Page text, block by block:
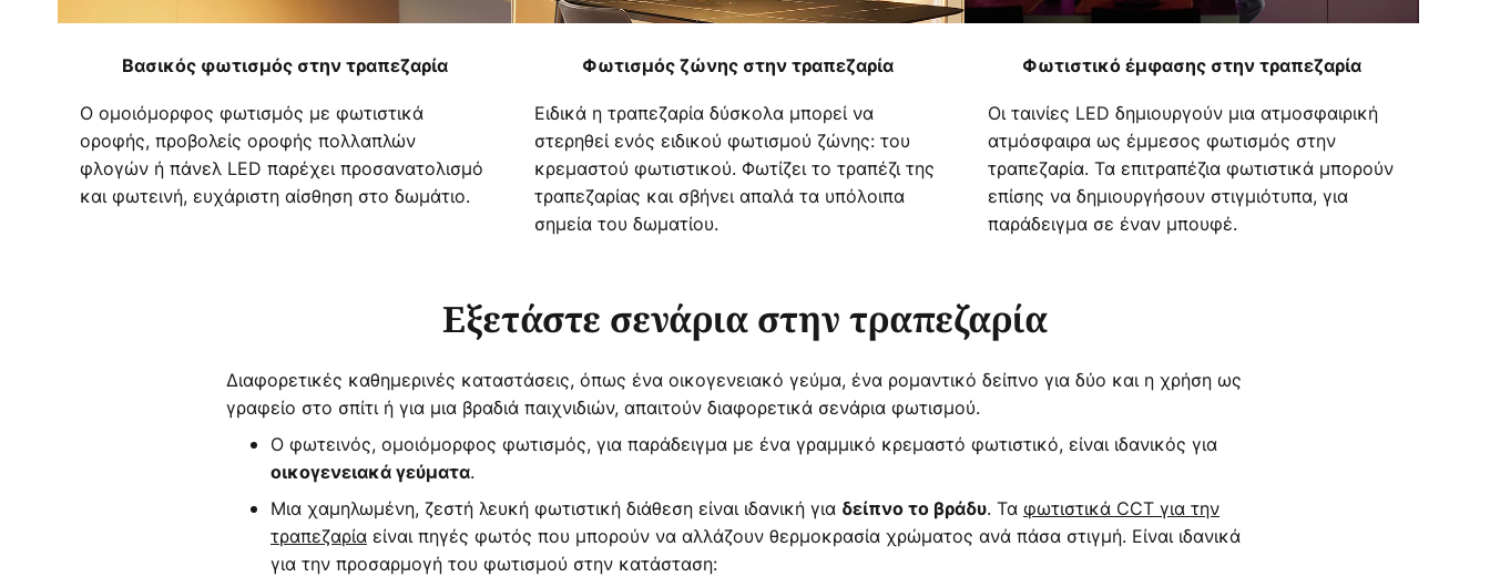
Βασικός φωτισμός στην τραπεζαρία
Ο ομοιόμορφος φωτισμός με φωτιστικά
οροφής, προβολείς οροφής πολλαπλών
φλογών ή πάνελ LED παρέχει προσανατολισμό
και φωτεινή, ευχάριστη αίσθηση στο δωμάτιο.
Φωτισμός ζώνης στην τραπεζαρία
Ειδικά η τραπεζαρία δύσκολα μπορεί να
στερηθεί ενός ειδικού φωτισμού ζώνης: του
κρεμαστού φωτιστικού. Φωτίζει το τραπέζι της
τραπεζαρίας και σβήνει απαλά τα υπόλοιπα
σημεία του δωματίου.
Φωτιστικό έμφασης στην τραπεζαρία
Οι ταινίες LED δημιουργούν μια ατμοσφαιρική
ατμόσφαιρα ως έμμεσος φωτισμός στην
τραπεζαρία. Τα επιτραπέζια φωτιστικά μπορούν
επίσης να δημιουργήσουν στιγμιότυπα, για
παράδειγμα σε έναν μπουφέ.
Εξετάστε σενάρια στην τραπεζαρία
Διαφορετικές καθημερινές καταστάσεις, όπως ένα οικογενειακό γεύμα, ένα ρομαντικό δείπνο για δύο και η χρήση ως
γραφείο στο σπίτι ή για μια βραδιά παιχνιδιών, απαιτούν διαφορετικά σενάρια φωτισμού.
Ο φωτεινός, ομοιόμορφος φωτισμός, για παράδειγμα με ένα γραμμικό κρεμαστό φωτιστικό, είναι ιδανικός για
οικογενειακά γεύματα.
Μια χαμηλωμένη, ζεστή λευκή φωτιστική διάθεση είναι ιδανική για δείπνο το βράδυ. Τα φωτιστικά CCT για την
τραπεζαρία είναι πηγές φωτός που μπορούν να αλλάζουν θερμοκρασία χρώματος ανά πάσα στιγμή. Είναι ιδανικά
για την προσαρμογή του φωτισμού στην κατάσταση: